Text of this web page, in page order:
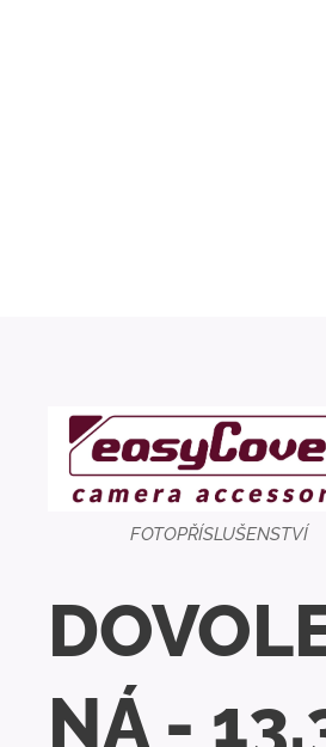
FOTOPŘÍSLUŠENSTVÍ
NÁ -